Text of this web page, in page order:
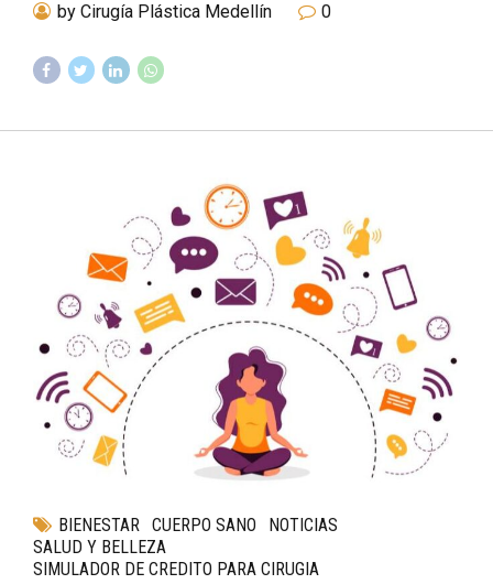
by Cirugía Plástica Medellín
0
BIENESTAR CUERPO SANO
NOTICIAS
SALUD Y BELLEZA
SIMULADOR DE CREDITO PARA CIRUGIA